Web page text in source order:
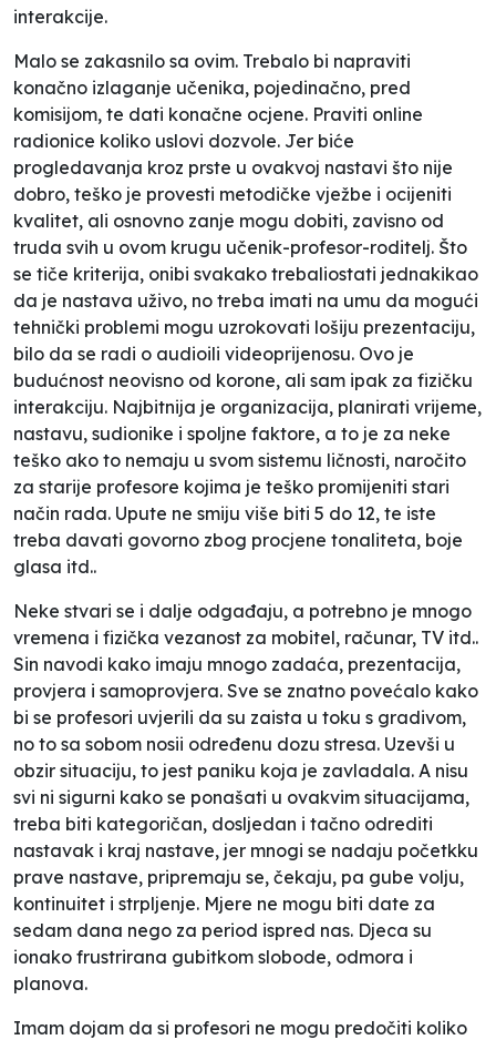
interakcije.
Malo se zakasnilo sa ovim. Trebalo bi napraviti
konačno izlaganje učenika, pojedinačno, pred
komisijom, te dati konačne ocjene. Praviti online
radionice koliko uslovi dozvole. Jer biće
progledavanja kroz prste u ovakvoj nastavi što nije
dobro, teško je provesti metodičke vježbe i ocijeniti
kvalitet, ali osnovno zanje mogu dobiti, zavisno od
truda svih u ovom krugu učenik-profesor-roditelj. Što
se tiče kriterija, onibi svakako trebaliostati jednakikao
da je nastava uživo, no treba imati na umu da mogući
tehnički problemi mogu uzrokovati lošiju prezentaciju,
bilo da se radi o audioili videoprijenosu. Ovo je
budućnost neovisno od korone, ali sam ipak za fizičku
interakciju. Najbitnija je organizacija, planirati vrijeme,
nastavu, sudionike i spoljne faktore, a to je za neke
teško ako to nemaju u svom sistemu ličnosti, naročito
za starije profesore kojima je teško promijeniti stari
način rada. Upute ne smiju više biti 5 do 12, te iste
treba davati govorno zbog procjene tonaliteta, boje
glasa itd..
Neke stvari se i dalje odgađaju, a potrebno je mnogo
vremena i fizička vezanost za mobitel, računar, TV itd..
Sin navodi kako imaju mnogo zadaća, prezentacija,
provjera i samoprovjera. Sve se znatno povećalo kako
bi se profesori uvjerili da su zaista u toku s gradivom,
no to sa sobom nosii određenu dozu stresa. Uzevši u
obzir situaciju, to jest paniku koja je zavladala. A nisu
svi ni sigurni kako se ponašati u ovakvim situacijama,
treba biti kategoričan, dosljedan i tačno odrediti
nastavak i kraj nastave, jer mnogi se nadaju početkku
prave nastave, pripremaju se, čekaju, pa gube volju,
kontinuitet i strpljenje. Mjere ne mogu biti date za
sedam dana nego za period ispred nas. Djeca su
ionako frustrirana gubitkom slobode, odmora i
planova.
Imam dojam da si profesori ne mogu predočiti koliko